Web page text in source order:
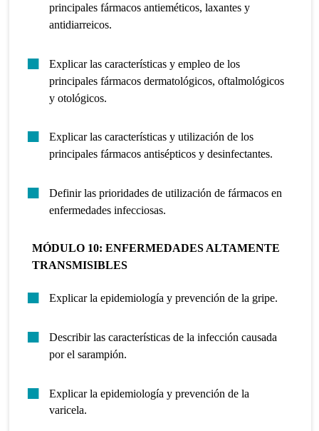
principales fármacos antieméticos, laxantes y
antidiarreicos.
Explicar las características y empleo de los
principales fármacos dermatológicos, oftalmológicos
y otológicos.
Explicar las características y utilización de los
principales fármacos antisépticos y desinfectantes.
Definir las prioridades de utilización de fármacos en
enfermedades infecciosas.
MÓDULO 10: ENFERMEDADES ALTAMENTE
TRANSMISIBLES
Explicar la epidemiología y prevención de la gripe.
Describir las características de la infección causada
por el sarampión.
Explicar la epidemiología y prevención de la
varicela.